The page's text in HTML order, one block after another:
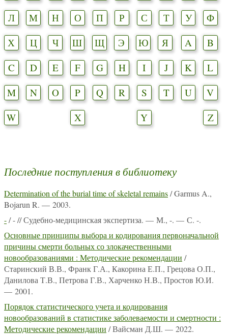
Л
М Н О П Р С Т У
Ф
Х
Ц Ч Ш Щ Э Ю Я A
B
C
D E F G H I J K
L
M
N O P Q R S T U
V
W
X Y Z
Последние поступления в библиотеку
Determination of the burial time of skeletal remains/ Garmus A.,
Bojarun R. — 2003.
-/ - // Судебно-медицинская экспертиза. — М., -. — С. -.
Основные принципы выбора и кодирования первоначальной
причины смерти больных со злокачественными
новообразованиями : Методические рекомендации /
Старинский В.В., Франк Г.А., Какорина Е.П., Грецова О.П.,
Данилова Т.В., Петрова Г.В., Харченко Н.В., Простов Ю.И.
— 2001.
Порядок статистического учета и кодирования
новообразований в статистике заболеваемости и смертности :
Методические рекомендации / Вайсман Д.Ш. — 2022.